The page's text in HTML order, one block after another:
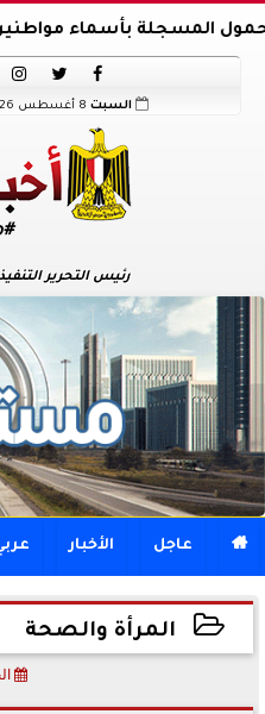
بأسماء مواطنين دون



السبت
رئيس التحرير
 عاجل الأخبار
المرأة والصحة
2026-05-07 14:19:34